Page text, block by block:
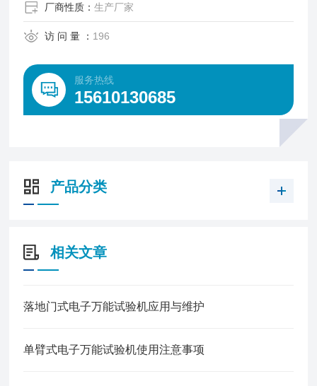
厂商性质：生产厂家
访 问 量 ： 196
服务热线
15610130685
产品分类
相关文章
落地门式电子万能试验机应用与维护
单臂式电子万能试验机使用注意事项